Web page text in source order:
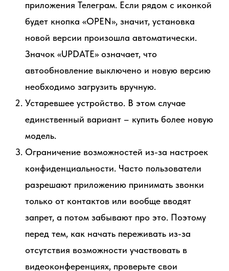
приложения Телеграм. Если рядом с иконкой
будет кнопка «OPEN», значит, установка
новой версии произошла автоматически.
Значок «UPDATE» означает, что
автообновление выключено и новую версию
необходимо загрузить вручную.
Устаревшее устройство. В этом случае
единственный вариант – купить более новую
модель.
Ограничение возможностей из-за настроек
конфиденциальности. Часто пользователи
разрешают приложению принимать звонки
только от контактов или вообще вводят
запрет, а потом забывают про это. Поэтому
перед тем, как начать переживать из-за
отсутствия возможности участвовать в
видеоконференциях, проверьте свои